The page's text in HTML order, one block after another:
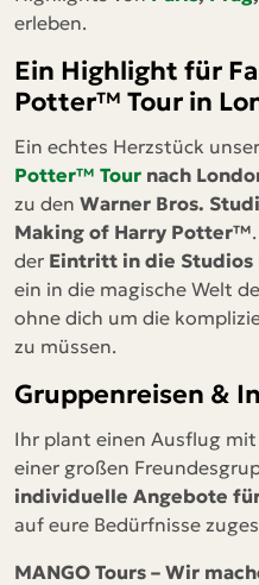
erleben.
Ein Highlight für
Potter™ Tour in
Ein echtes Herzstück
Potter™ Tour nach
zu den Warner Bros.
Making of Harry Potter™
der Eintritt in die
ein in die magische Welt
ohne dich um die
zu müssen.
Gruppenreisen &
Ihr plant einen Ausflug
einer großen
individuelle Angebote
auf eure Bedürfnisse
MANGO Tours – Wir